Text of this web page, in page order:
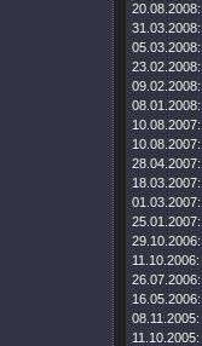
20.08.2008:
31.03.2008:
05.03.2008:
23.02.2008:
09.02.2008:
08.01.2008:
10.08.2007:
10.08.2007:
28.04.2007:
18.03.2007:
01.03.2007:
25.01.2007:
29.10.2006:
11.10.2006:
26.07.2006:
16.05.2006:
08.11.2005:
11.10.2005: